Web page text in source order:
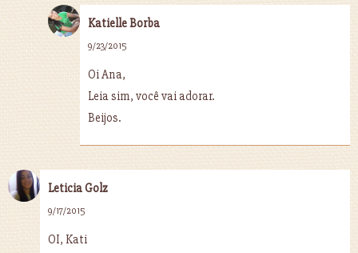
Katielle Borba
9/23/2015
Oi Ana,
Leia sim, você vai adorar.
Beijos.
Leticia Golz
9/17/2015
OI, Kati